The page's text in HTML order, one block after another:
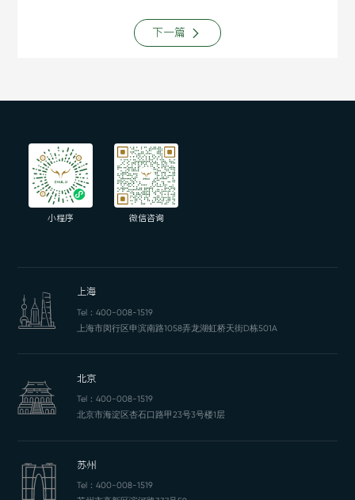
下一篇
小程序 微信咨询
上海
Tel： 400-008-1519
上海市闵行区申滨南路1058弄龙湖虹桥天街D栋501A
北京
Tel： 400-008-1519
北京市海淀区杏石口路甲23号3号楼1层
苏州
Tel： 400-008-1519